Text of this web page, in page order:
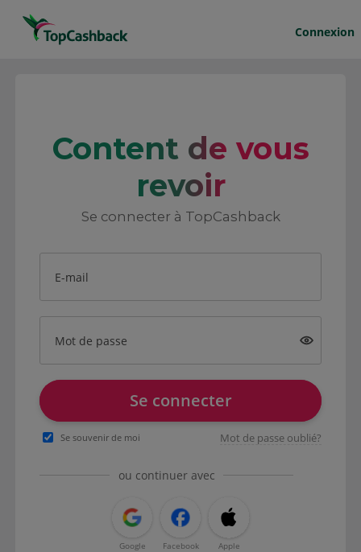
Connexion
Content de vous
revoir
Se connecter à TopCashback
E-mail
Mot de passe
Se connecter
Se souvenir de moi Mot de passe oublié?
ou continuer avec
Google Facebook Apple